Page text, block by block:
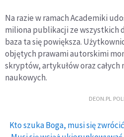
Na razie w ramach Academiki
miliona publikacji ze wszystkich
baza ta się powiększa.
objętych prawami autorskimi
skryptów, artykułów oraz całych
naukowych.
DEON.PL
Kto szuka Boga, musi się